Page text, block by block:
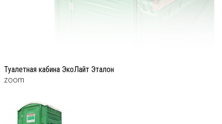
Туалетная кабина ЭкоЛайт Эталон
zoom